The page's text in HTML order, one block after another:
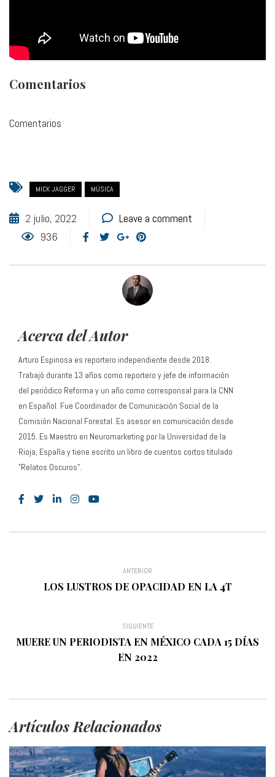
Comentarios
Comentarios
MICK JAGGER MÚSICA
2 julio, 2022
Leave a comment
936
Acerca del Autor
Arturo Espinosa es reportero independiente desde 2018.
Trabajó durante 13 años como reportero y jefe de información
del periódico Reforma y un año como corresponsal para la CNN
en Español. Fue Coordinador de Comunicación Social de la
Comisión Nacional Forestal. Es asesor en comunicación desde
2015. Es Maestro en Neuromarketing por la Universidad de la
Rioja, España y tiene escrito un libro de cuentos cortos titulado
"Relatos Oscuros".
ANTERIOR
LOS LUSTROS DE OPACIDAD EN LA 4T
SIGUIENTE
MUERE UN PERIODISTA EN MÉXICO CADA 15 DÍAS
EN 2022
Artículos Relacionados